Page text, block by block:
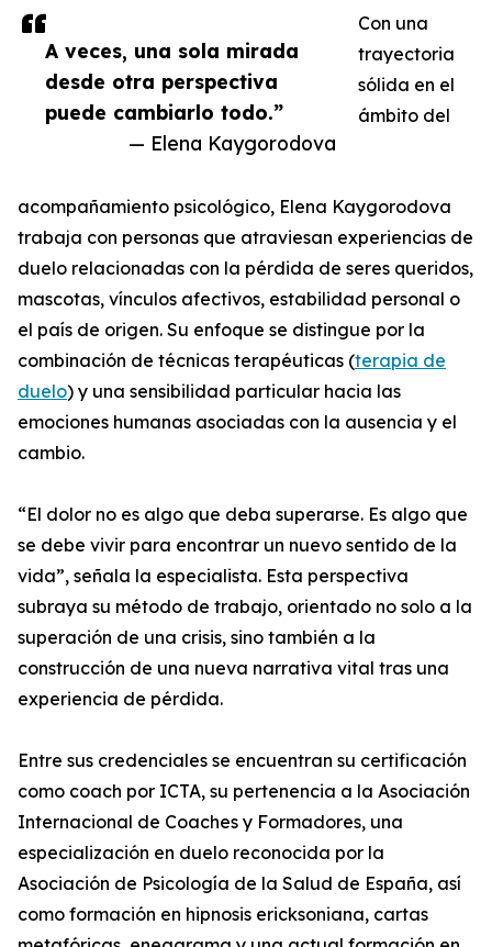
A veces, una sola mirada
desde otra perspectiva
puede cambiarlo todo.”
— Elena Kaygorodova
Con una
trayectoria
sólida en el
ámbito del
acompañamiento psicológico, Elena Kaygorodova
trabaja con personas que atraviesan experiencias de
duelo relacionadas con la pérdida de seres queridos,
mascotas, vínculos afectivos, estabilidad personal o
el país de origen. Su enfoque se distingue por la
combinación de técnicas terapéuticas (terapia de
duelo) y una sensibilidad particular hacia las
emociones humanas asociadas con la ausencia y el
cambio.
“El dolor no es algo que deba superarse. Es algo que
se debe vivir para encontrar un nuevo sentido de la
vida”, señala la especialista. Esta perspectiva
subraya su método de trabajo, orientado no solo a la
superación de una crisis, sino también a la
construcción de una nueva narrativa vital tras una
experiencia de pérdida.
Entre sus credenciales se encuentran su certificación
como coach por ICTA, su pertenencia a la Asociación
Internacional de Coaches y Formadores, una
especialización en duelo reconocida por la
Asociación de Psicología de la Salud de España, así
como formación en hipnosis ericksoniana, cartas